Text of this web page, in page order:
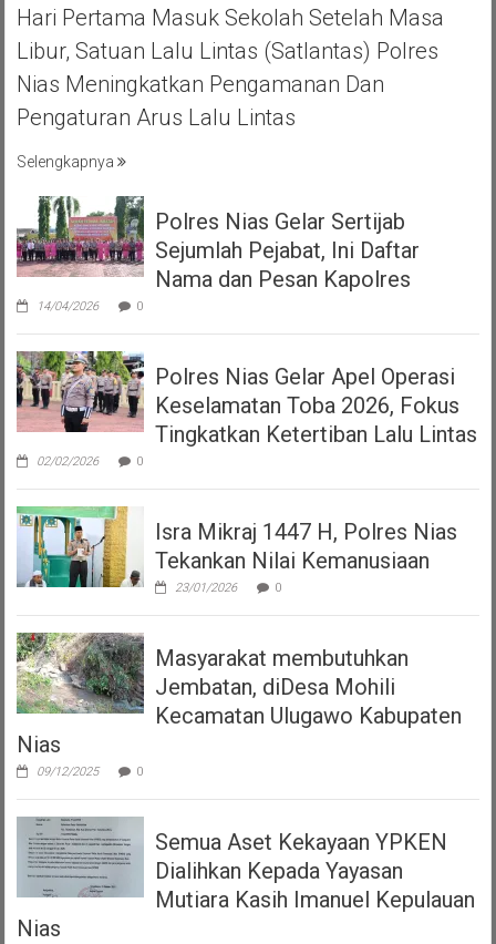
Hari Pertama Masuk Sekolah Setelah Masa
Libur, Satuan Lalu Lintas (Satlantas) Polres
Nias Meningkatkan Pengamanan Dan
Pengaturan Arus Lalu Lintas
Selengkapnya
Polres Nias Gelar Sertijab
Sejumlah Pejabat, Ini Daftar
Nama dan Pesan Kapolres
14/04/2026 0
Polres Nias Gelar Apel Operasi
Keselamatan Toba 2026, Fokus
Tingkatkan Ketertiban Lalu Lintas
02/02/2026 0
Isra Mikraj 1447 H, Polres Nias
Tekankan Nilai Kemanusiaan
23/01/2026 0
Masyarakat membutuhkan
Jembatan, diDesa Mohili
Kecamatan Ulugawo Kabupaten
Nias
09/12/2025 0
Semua Aset Kekayaan YPKEN
Dialihkan Kepada Yayasan
Mutiara Kasih Imanuel Kepulauan
Nias